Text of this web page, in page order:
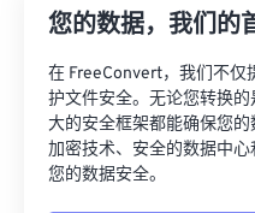
您的数据，我们的
在 FreeConvert，我们不仅
护文件安全。无论您转换
大的安全框架都能确保您
加密技术、安全的数据中
您的数据安全。